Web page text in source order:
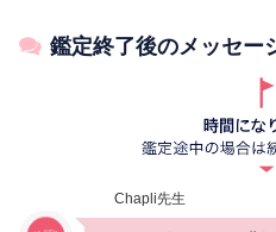
鑑定終了後のメッセー
Chapli先生